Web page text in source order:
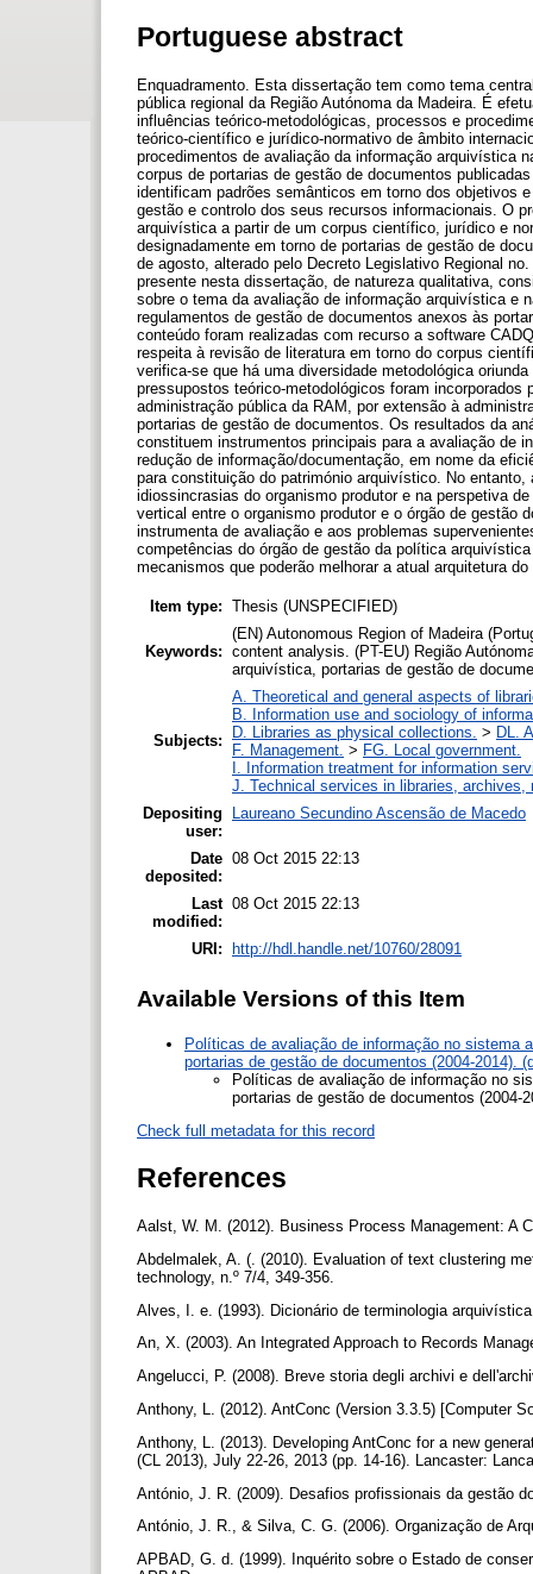
Portuguese abstract
Enquadramento. Esta dissertação tem como tema
pública regional da Região Autónoma da Madeira. É
influências teórico-metodológicas, processos e
teórico-científico e jurídico-normativo de âmbito
procedimentos de avaliação da informação arquivística
corpus de portarias de gestão de documentos
identificam padrões semânticos em torno dos objetivos
gestão e controlo dos seus recursos informacionais. O
arquivística a partir de um corpus científico, jurídico e
designadamente em torno de portarias de gestão de
de agosto, alterado pelo Decreto Legislativo Regional
presente nesta dissertação, de natureza qualitativa,
sobre o tema da avaliação de informação arquivística e
regulamentos de gestão de documentos anexos às
conteúdo foram realizadas com recurso a software
respeita à revisão de literatura em torno do corpus
verifica-se que há uma diversidade metodológica
pressupostos teórico-metodológicos foram
administração pública da RAM, por extensão à
portarias de gestão de documentos. Os resultados da
constituem instrumentos principais para a avaliação de
redução de informação/documentação, em nome da
para constituição do património arquivístico. No
idiossincrasias do organismo produtor e na perspetiva
vertical entre o organismo produtor e o órgão de gestão
instrumenta de avaliação e aos problemas
competências do órgão de gestão da política
mecanismos que poderão melhorar a atual arquitetura
Item type: Thesis (UNSPECIFIED)
Keywords:
(EN) Autonomous Region of Madeira
content analysis. (PT-EU) Região
arquivística, portarias de gestão de
Subjects:
A. Theoretical and general aspects of
B. Information use and sociology of
D. Libraries as physical collections. > DL.
F. Management. > FG. Local government.
I. Information treatment for information
J. Technical services in libraries, archives,
Depositing
user:
Laureano Secundino Ascensão de Macedo
Date
deposited:
08 Oct 2015 22:13
Last
modified:
08 Oct 2015 22:13
URI: http://hdl.handle.net/10760/28091
Available Versions of this Item
Políticas de avaliação de informação no sistema
portarias de gestão de documentos (2004-2014).
Políticas de avaliação de informação no
portarias de gestão de documentos (2004-
Check full metadata for this record
References
Aalst, W. M. (2012). Business Process Management: A
Abdelmalek, A. (. (2010). Evaluation of text clustering
technology, n.º 7/4, 349-356.
Alves, I. e. (1993). Dicionário de terminologia
An, X. (2003). An Integrated Approach to Records
Angelucci, P. (2008). Breve storia degli archivi e
Anthony, L. (2012). AntConc (Version 3.3.5) [Computer
Anthony, L. (2013). Developing AntConc for a new
(CL 2013), July 22-26, 2013 (pp. 14-16). Lancaster:
António, J. R. (2009). Desafios profissionais da gestão
António, J. R., & Silva, C. G. (2006). Organização de
APBAD, G. d. (1999). Inquérito sobre o Estado de